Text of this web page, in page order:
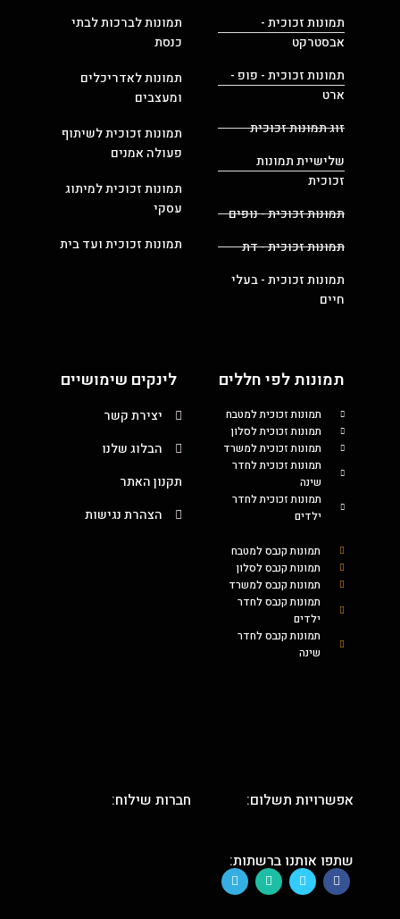
תמונות זכוכית -
אבסטרקט
תמונות זכוכית - פופ -
ארט
זוג תמונות זכוכית
שלישיית תמונות
זכוכית
תמונות זכוכית - נופים
תמונות זכוכית - דת
תמונות זכוכית - בעלי
חיים
תמונות לברכות לבתי
כנסת
תמונות לאדריכלים
ומעצבים
תמונות זכוכית לשיתוף
פעולה אמנים
תמונות זכוכית למיתוג
עסקי
תמונות זכוכית ועד בית
תמונות לפי חללים
תמונות זכוכית למטבח
תמונות זכוכית לסלון
תמונות זכוכית למשרד
תמונות זכוכית לחדר
שינה
תמונות זכוכית לחדר
ילדים
תמונות קנבס למטבח
תמונות קנבס לסלון
תמונות קנבס למשרד
תמונות קנבס לחדר
ילדים
תמונות קנבס לחדר
שינה
לינקים שימושיים
יצירת קשר
הבלוג שלנו
תקנון האתר
הצהרת נגישות
אפשרויות תשלום: חברות שילוח:
שתפו אותנו ברשתות: